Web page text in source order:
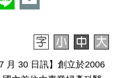
月 30 日訊】創立於2006